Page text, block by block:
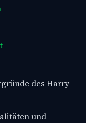
des Harry
und